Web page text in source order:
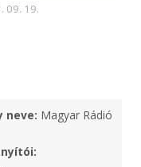
09. 19.
neve: Magyar Rádió